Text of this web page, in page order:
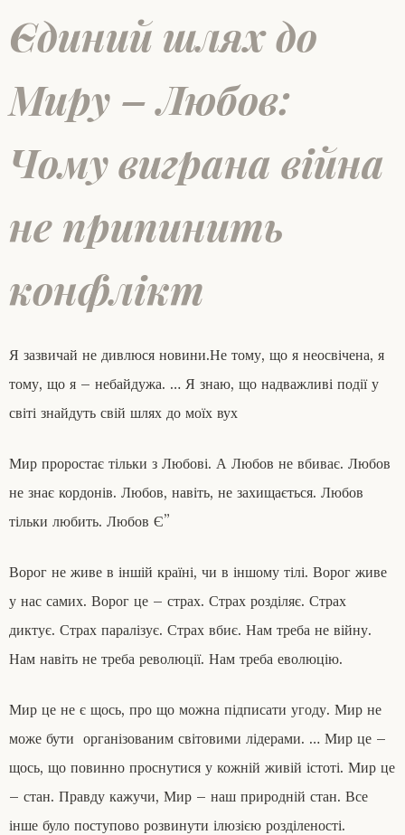
Єдиний шлях до
Миру – Любов:
Чому виграна війна
не припинить
конфлікт
Я зазвичай не дивлюся новини.Не тому, що я неосвічена, я
тому, що я – небайдужа. … Я знаю, що надважливі події у
світі знайдуть свій шлях до моїх вух
Мир проростає тільки з Любові. А Любов не вбиває. Любов
не знає кордонів. Любов, навіть, не захищається. Любов
тільки любить. Любов Є”
Ворог не живе в іншій країні, чи в іншому тілі. Ворог живе
у нас самих. Ворог це – страх. Страх розділяє. Страх
диктує. Страх паралізує. Страх вбиє. Нам треба не війну.
Нам навіть не треба революції. Нам треба еволюцію.
Мир це не є щось, про що можна підписати угоду. Мир не
може бути організованим світовими лідерами. … Мир це –
щось, що повинно проснутися у кожній живій істоті. Мир це
– стан. Правду кажучи, Мир – наш природній стан. Все
інше було поступово розвинути ілюзією розділеності.